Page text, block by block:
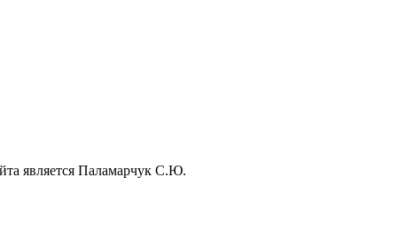
является Паламарчук С.Ю.